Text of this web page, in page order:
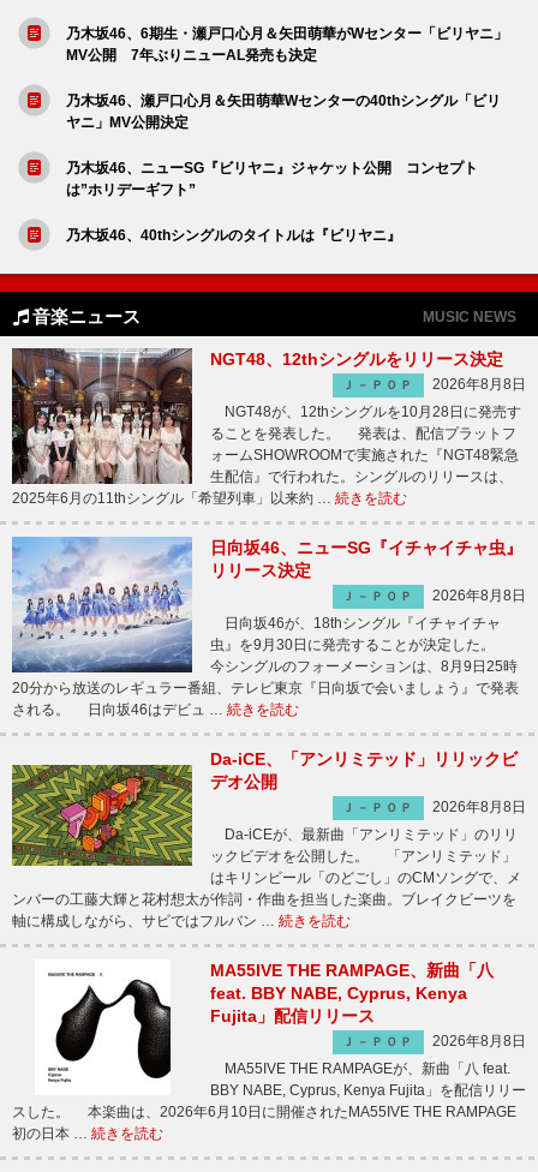
乃木坂46、6期生・瀬戸口心月＆矢田萌華がWセンター「ビリヤニ」
MV公開 7年ぶりニューAL発売も決定
乃木坂46、瀬戸口心月＆矢田萌華Wセンターの40thシングル「ビリ
ヤニ」MV公開決定
乃木坂46、ニューSG『ビリヤニ』ジャケット公開 コンセプト
は”ホリデーギフト”
乃木坂46、40thシングルのタイトルは『ビリヤニ』
音楽ニュース MUSIC NEWS
NGT48、12thシングルをリリース決定
Ｊ－ＰＯＰ
2026年8月8日
NGT48が、12thシングルを10月28日に発売す
ることを発表した。 発表は、配信プラットフ
ォームSHOWROOMで実施された『NGT48緊急
生配信』で行われた。シングルのリリースは、
2025年6月の11thシングル「希望列車」以来約 … 続きを読む
日向坂46、ニューSG『イチャイチャ虫』
リリース決定
Ｊ－ＰＯＰ
2026年8月8日
日向坂46が、18thシングル『イチャイチャ
虫』を9月30日に発売することが決定した。
今シングルのフォーメーションは、8月9日25時
20分から放送のレギュラー番組、テレビ東京『日向坂で会いましょう』で発表
される。 日向坂46はデビュ … 続きを読む
Da-iCE、「アンリミテッド」リリックビ
デオ公開
Ｊ－ＰＯＰ
2026年8月8日
Da-iCEが、最新曲「アンリミテッド」のリリ
ックビデオを公開した。 「アンリミテッド」
はキリンビール「のどごし」のCMソングで、メ
ンバーの工藤大輝と花村想太が作詞・作曲を担当した楽曲。ブレイクビーツを
軸に構成しながら、サビではフルバン … 続きを読む
MA55IVE THE RAMPAGE、新曲「八
feat. BBY NABE, Cyprus, Kenya
Fujita」配信リリース
Ｊ－ＰＯＰ
2026年8月8日
MA55IVE THE RAMPAGEが、新曲「八 feat.
BBY NABE, Cyprus, Kenya Fujita」を配信リリー
スした。 本楽曲は、2026年6月10日に開催されたMA55IVE THE RAMPAGE
初の日本 … 続きを読む